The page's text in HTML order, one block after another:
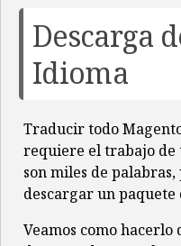
Descarga
Idioma
Traducir todo
requiere el trabajo de
son miles de
descargar un
Veamos como